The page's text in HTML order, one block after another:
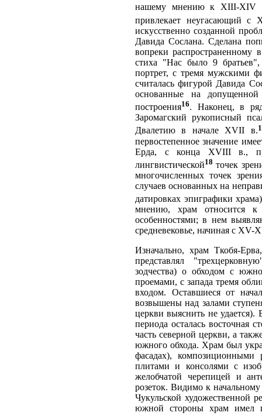
нашему мнению к XIII-XIV
привлекает неугасающий с
искусственно созданной
Давида Сослана. Сделана
вопреки распространенному
стиха "Нас было 9 братьев",
портрет, с тремя
считалась фигурой Давида
основанные на допущенной
построения16. Наконец, в
Заромагский рукописный
Двалетию в начале XVII в.
первостепенное значение
Ерда, с конца XVIII в.,
лингвистической18 точек
многочисленных точек
случаев основанных на
датировках эпиграфики
мнению, храм относится к
особенностями; в нем
средневековье, начиная с XV-
Изначально, храм Ткобя-
представлял
зодчества) о обходом с
проемами, с запада тремя
входом. Оставшиеся от
возвышены над залами
церкви выяснить не
периода осталась восточная
часть северной церкви, а
южного обхода. Храм был
фасадах), композиционными
плитами и консолями с
желобчатой черепицей и
розеток. Видимо к
Чукульской художественной
южной стороны храм имел